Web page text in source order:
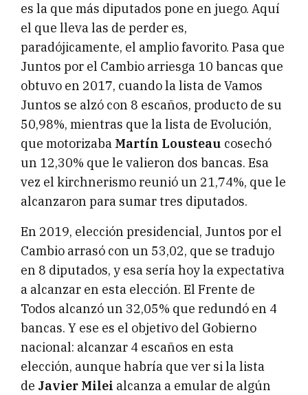
es la que más diputados pone en juego. Aquí
el que lleva las de perder es,
paradójicamente, el amplio favorito. Pasa que
Juntos por el Cambio arriesga 10 bancas que
obtuvo en 2017, cuando la lista de Vamos
Juntos se alzó con 8 escaños, producto de su
50,98%, mientras que la lista de Evolución,
que motorizaba Martín Lousteau cosechó
un 12,30% que le valieron dos bancas. Esa
vez el kirchnerismo reunió un 21,74%, que le
alcanzaron para sumar tres diputados.
En 2019, elección presidencial, Juntos por el
Cambio arrasó con un 53,02, que se tradujo
en 8 diputados, y esa sería hoy la expectativa
a alcanzar en esta elección. El Frente de
Todos alcanzó un 32,05% que redundó en 4
bancas. Y ese es el objetivo del Gobierno
nacional: alcanzar 4 escaños en esta
elección, aunque habría que ver si la lista
de Javier Milei alcanza a emular de algún